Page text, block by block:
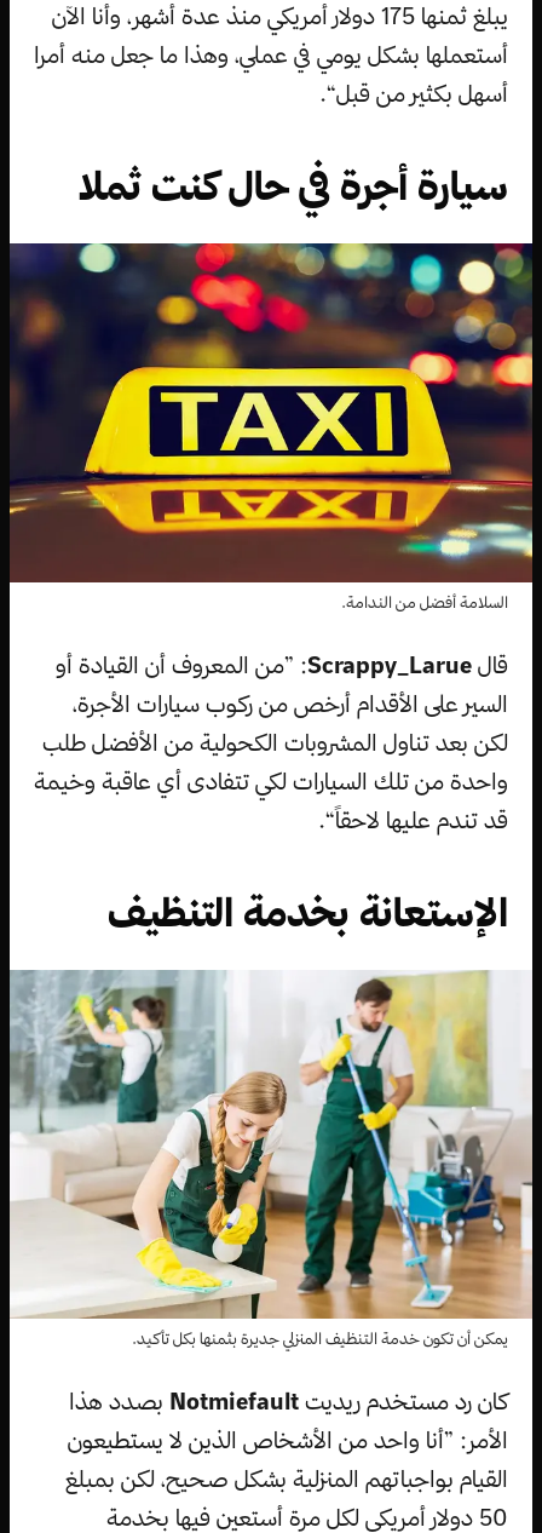
يبلغ ثمنها 175 دولار أمريكي منذ عدة أشهر، وأنا الآن
أستعملها بشكل يومي في عملي، وهذا ما جعل منه أمرا
أسهل بكثير من قبل“.
سيارة أجرة في حال كنت ثملا
السلامة أفضل من الندامة.
قال Scrappy_Larue: ”من المعروف أن القيادة أو
السير على الأقدام أرخص من ركوب سيارات الأجرة،
لكن بعد تناول المشروبات الكحولية من الأفضل طلب
واحدة من تلك السيارات لكي تتفادى أي عاقبة وخيمة
قد تندم عليها لاحقاً“.
الإستعانة بخدمة التنظيف
يمكن أن تكون خدمة التنظيف المنزلي جديرة بثمنها بكل تأكيد.
كان رد مستخدم ريديت Notmiefault بصدد هذا
الأمر: ”أنا واحد من الأشخاص الذين لا يستطيعون
القيام بواجباتهم المنزلية بشكل صحيح، لكن بمبلغ
50 دولار أمريكي لكل مرة أستعين فيها بخدمة